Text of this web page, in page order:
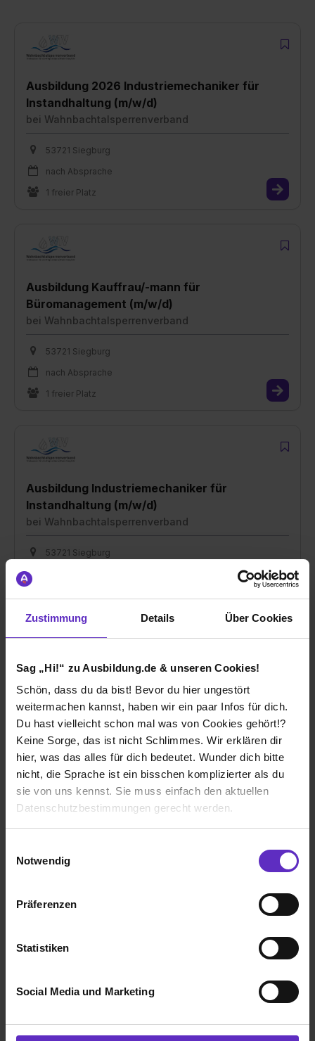
Zustimmung Details Über Cookies
Sag „Hi!“ zu Ausbildung.de & unseren Cookies!
Schön, dass du da bist! Bevor du hier ungestört
weitermachen kannst, haben wir ein paar Infos für dich.
Du hast vielleicht schon mal was von Cookies gehört!?
Keine Sorge, das ist nicht Schlimmes. Wir erklären dir
hier, was das alles für dich bedeutet. Wunder dich bitte
nicht, die Sprache ist ein bisschen komplizierter als du
sie von uns kennst. Sie muss einfach den aktuellen
Datenschutzbestimmungen gerecht werden.
Benutzung der Webseite getroffenen Einstellungen zu
Webseite zu analysieren („Statistiken“), um
Informationen zu deiner Verwendung unserer Website an
Analysen weiterzugeben und um Inhalte und Anzeigen zu
Partner führen diese Informationen möglicherweise mit
Notwendig
Präferenzen
Statistiken
Social Media und Marketing
Ausbildung 2026 Industriemechaniker für
Instandhaltung (m/w/d)
bei Wahnbachtalsperrenverband
53721 Siegburg
nach Absprache
1 freier Platz
Ausbildung Kauffrau/-mann für
Büromanagement (m/w/d)
bei Wahnbachtalsperrenverband
53721 Siegburg
nach Absprache
1 freier Platz
Ausbildung Industriemechaniker für
Instandhaltung (m/w/d)
bei Wahnbachtalsperrenverband
53721 Siegburg
Ausbildung Industriemechaniker/in
Instandhaltung (m/w/d)
beiWahnbachtalsperrenverband
53721 Siegburg
nach Absprache
1 freier Platz
(m/w/d)
53721 Siegburg
1 freier Platz